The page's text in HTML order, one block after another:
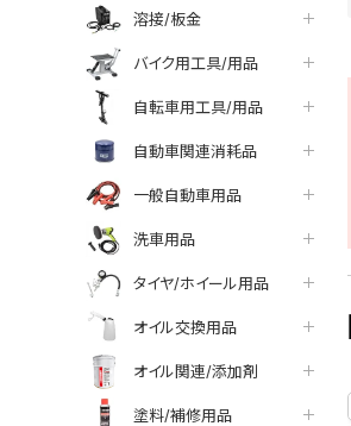
溶接/板金
バイク用工具/用品
自転車用工具/用品
自動車関連消耗品
一般自動車用品
洗車用品
タイヤ/ホイール用品
オイル交換用品
オイル関連/添加剤
塗料/補修用品